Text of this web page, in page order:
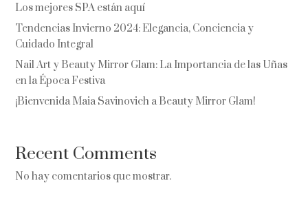
Los mejores SPA están aquí
Tendencias Invierno 2024: Elegancia, Conciencia y
Cuidado Integral
Nail Art y Beauty Mirror Glam: La Importancia de las Uñas
en la Época Festiva
¡Bienvenida Maia Savinovich a Beauty Mirror Glam!
Recent Comments
No hay comentarios que mostrar.